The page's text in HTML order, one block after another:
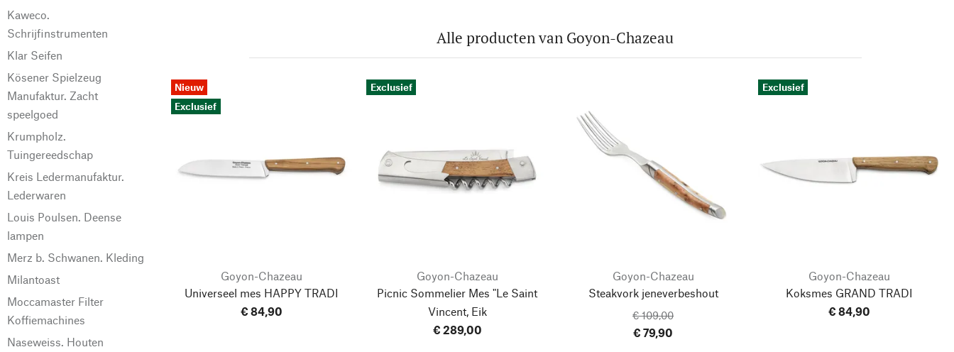
Kaweco.
Schrijfinstrumenten
Klar Seifen
Kösener Spielzeug
Manufaktur. Zacht
speelgoed
Krumpholz.
Tuingereedschap
Kreis Ledermanufaktur.
Lederwaren
Louis Poulsen. Deense
lampen
Merz b. Schwanen. Kleding
Milantoast
Moccamaster Filter
Koffiemachines
Naseweiss. Houten
Alle producten van Goyon-Chazeau
Nieuw
Exclusief
Goyon-Chazeau
Universeel mes HAPPY TRADI
€ 84,90
Exclusief
Goyon-Chazeau
Picnic Sommelier Mes "Le Saint
Vincent, Eik
€ 289,00
Goyon-Chazeau
Steakvork jeneverbeshout
€ 109,00
€ 79,90
Exclusief
Goyon-Chazeau
Koksmes GRAND TRADI
€ 84,90